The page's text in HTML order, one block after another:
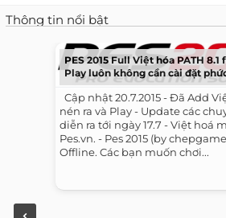
Thông tin nổi bật
PES 2015 Full Việt hóa PATH 8.1
Play luôn không cần cài đặt
Cập nhật 20.7.2015 - Đã Add
nén ra và Play - Update các
diễn ra tới ngày 17.7 - Việt hoá
Pes.vn. - Pes 2015 (by
Offline. Các bạn muốn chơi...